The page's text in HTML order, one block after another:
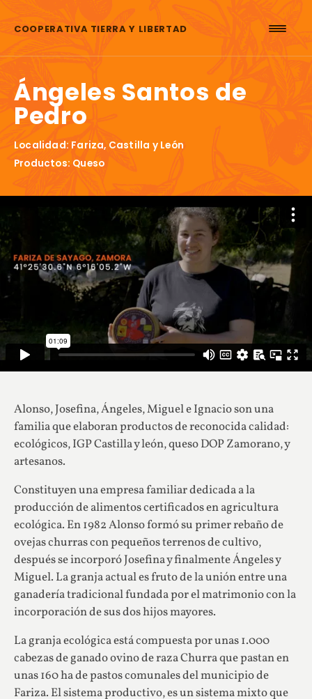
COOPERATIVA TIERRA Y LIBERTAD
Ángeles Santos de
Pedro
Localidad: Fariza, Castilla y León
Productos: Queso
Alonso, Josefina, Ángeles, Miguel e Ignacio son una
familia que elaboran productos de reconocida calidad:
ecológicos, IGP Castilla y león, queso DOP Zamorano, y
artesanos.
Constituyen una empresa familiar dedicada a la
producción de alimentos certificados en agricultura
ecológica. En 1982 Alonso formó su primer rebaño de
ovejas churras con pequeños terrenos de cultivo,
después se incorporó Josefina y finalmente Ángeles y
Miguel. La granja actual es fruto de la unión entre una
ganadería tradicional fundada por el matrimonio con la
incorporación de sus dos hijos mayores.
La granja ecológica está compuesta por unas 1.000
cabezas de ganado ovino de raza Churra que pastan en
unas 160 ha de pastos comunales del municipio de
Fariza. El sistema productivo, es un sistema mixto que